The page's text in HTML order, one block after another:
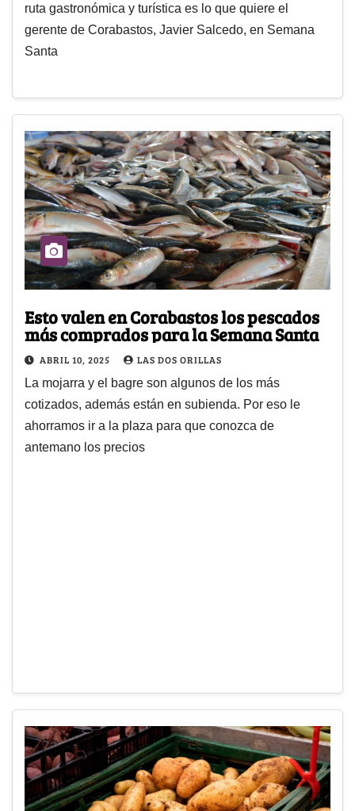
ruta gastronómica y turística es lo que quiere el
gerente de Corabastos, Javier Salcedo, en Semana
Santa
Esto valen en Corabastos los pescados
más comprados para la Semana Santa
ABRIL 10, 2025 LAS DOS ORILLAS
La mojarra y el bagre son algunos de los más
cotizados, además están en subienda. Por eso le
ahorramos ir a la plaza para que conozca de
antemano los precios